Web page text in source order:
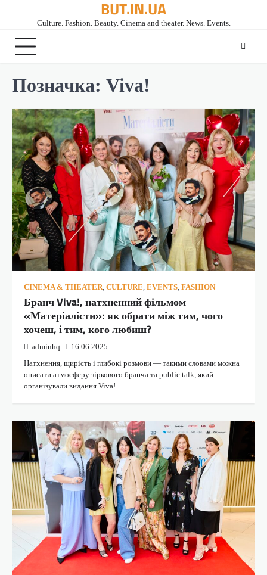
BUT.IN.UA
Culture. Fashion. Beauty. Cinema and theater. News. Events.
Позначка: Viva!
CINEMA & THEATER, CULTURE, EVENTS, FASHION
Бранч Viva!, натхненний фільмом
«Матеріалісти»: як обрати між тим, чого
хочеш, і тим, кого любиш?
adminhq 16.06.2025
Натхнення, щирість і глибокі розмови — такими словами можна
описати атмосферу зіркового бранча та public talk, який
організували видання Viva!…